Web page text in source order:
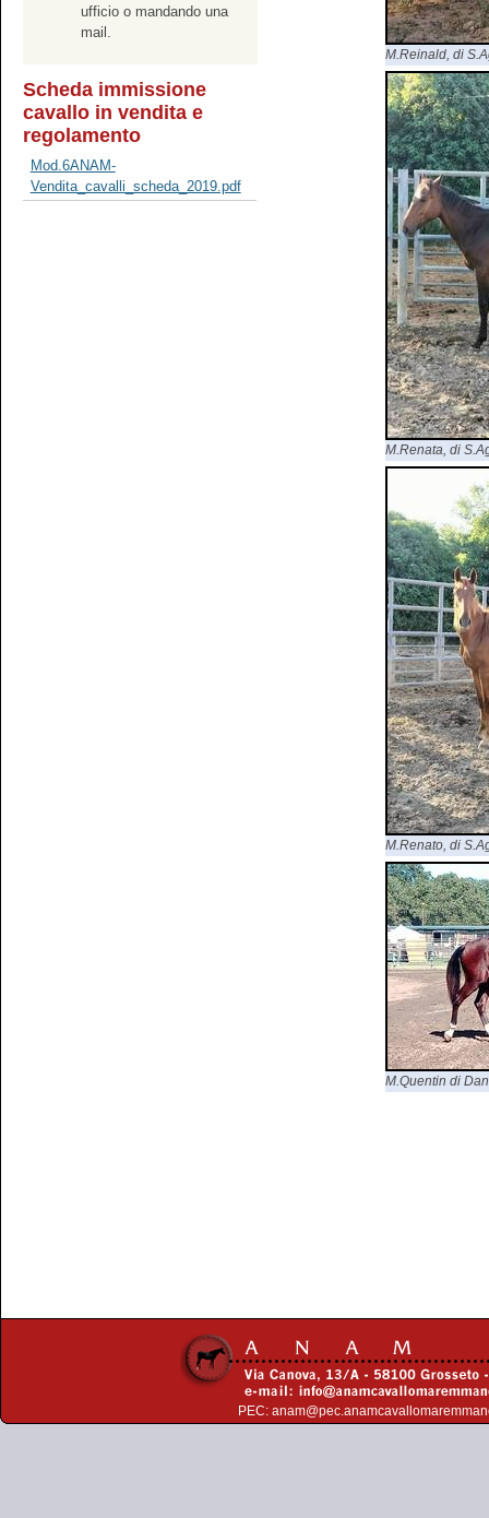
ufficio o mandando una
mail.
Scheda immissione
cavallo in vendita e
regolamento
Mod.6ANAM-
Vendita_cavalli_scheda_2019.pdf
M.Reinald, di
M.Renata, di
M.Renato, di
M.Quentin di
PEC: